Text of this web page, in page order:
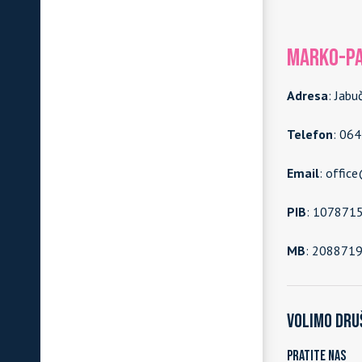
MARKO-
Adresa:
Telefon:
Email:
PIB:
MB:
Volimo
Pratite nas